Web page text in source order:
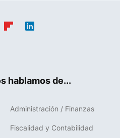
hablamos de...
Administración / Finanzas
Fiscalidad y Contabilidad